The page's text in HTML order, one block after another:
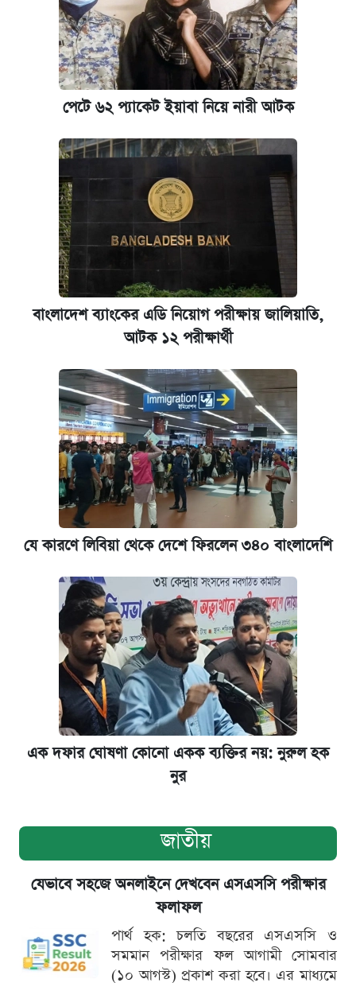
পেটে ৬২ প্যাকেট ইয়াবা নিয়ে নারী আটক
বাংলাদেশ ব্যাংকের এডি নিয়োগ পরীক্ষায় জালিয়াতি,
আটক ১২ পরীক্ষার্থী
যে কারণে লিবিয়া থেকে দেশে ফিরলেন ৩৪০ বাংলাদেশি
এক দফার ঘোষণা কোনো একক ব্যক্তির নয়: নুরুল হক
নুর
জাতীয়
যেভাবে সহজে অনলাইনে দেখবেন এসএসসি পরীক্ষার
ফলাফল
পার্থ হক: চলতি বছরের এসএসসি ও
সমমান পরীক্ষার ফল আগামী সোমবার
(১০ আগস্ট) প্রকাশ করা হবে। এর মাধ্যমে